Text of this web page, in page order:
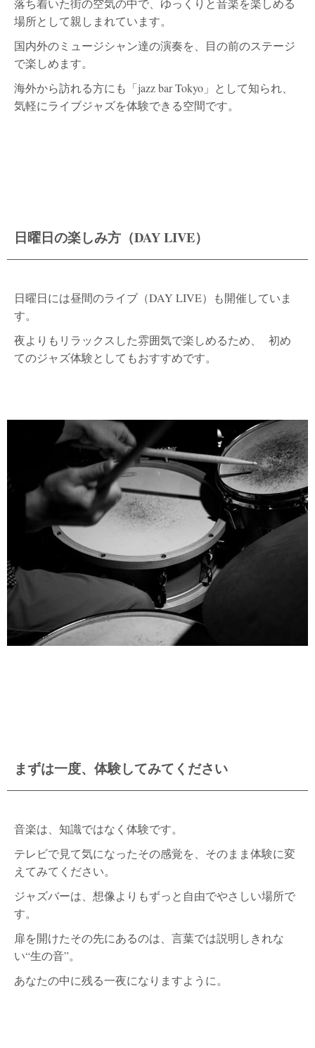
落ち着いた街の空気の中で、ゆっくりと音楽を楽しめる
場所として親しまれています。
国内外のミュージシャン達の演奏を、目の前のステージ
で楽しめます。
海外から訪れる方にも「jazz bar Tokyo」として知られ、
気軽にライブジャズを体験できる空間です。
日曜日の楽しみ方（DAY LIVE）
日曜日には昼間のライブ（DAY LIVE）も開催していま
す。
夜よりもリラックスした雰囲気で楽しめるため、 初め
てのジャズ体験としてもおすすめです。
まずは一度、体験してみてください
音楽は、知識ではなく体験です。
テレビで見て気になったその感覚を、そのまま体験に変
えてみてください。
ジャズバーは、想像よりもずっと自由でやさしい場所で
す。
扉を開けたその先にあるのは、言葉では説明しきれな
い“生の音”。
あなたの中に残る一夜になりますように。